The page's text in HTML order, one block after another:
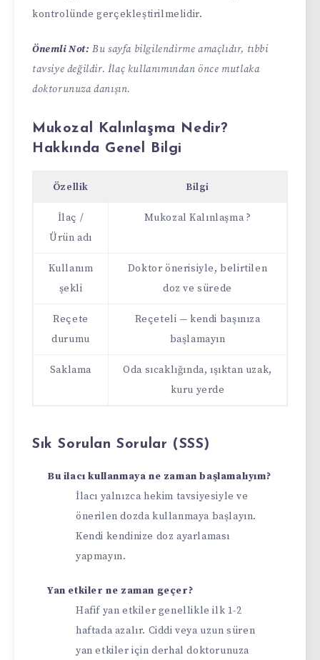
kontrolünde gerçekleştirilmelidir.
Önemli Not: Bu sayfa bilgilendirme amaçlıdır, tıbbi
tavsiye değildir. İlaç kullanımından önce mutlaka
doktorunuza danışın.
Mukozal Kalınlaşma Nedir?
Hakkında Genel Bilgi
Özellik Bilgi
İlaç /
Ürün adı
Mukozal Kalınlaşma ?
Kullanım
şekli
Doktor önerisiyle, belirtilen
doz ve sürede
Reçete
durumu
Reçeteli — kendi başınıza
başlamayın
Saklama
Oda sıcaklığında, ışıktan uzak,
kuru yerde
Sık Sorulan Sorular (SSS)
Bu ilacı kullanmaya ne zaman başlamalıyım?
İlacı yalnızca hekim tavsiyesiyle ve
önerilen dozda kullanmaya başlayın.
Kendi kendinize doz ayarlaması
yapmayın.
Yan etkiler ne zaman geçer?
Hafif yan etkiler genellikle ilk 1-2
haftada azalır. Ciddi veya uzun süren
yan etkiler için derhal doktorunuza